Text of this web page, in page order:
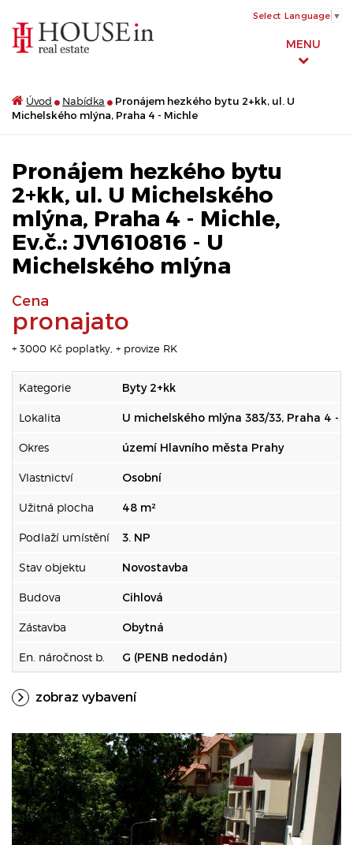
MENU
Select Language ▼
Úvod Nabídka
Pronájem hezkého bytu 2+kk, ul. U
Michelského mlýna, Praha 4 - Michle
Pronájem hezkého bytu
2+kk, ul. U Michelského
mlýna, Praha 4 - Michle,
Ev.č.: JV1610816 - U
Michelského mlýna
Cena
pronajato
+ 3000 Kč poplatky, + provize RK
Kategorie Byty 2+kk
Lokalita U michelského mlýna 383/33, Praha 4 -
Okres území Hlavního města Prahy
Vlastnictví Osobní
Užitná plocha 48 m²
Podlaží umístění 3. NP
Stav objektu Novostavba
Budova Cihlová
Zástavba Obytná
En. náročnost b. G (PENB nedodán)
zobraz vybavení